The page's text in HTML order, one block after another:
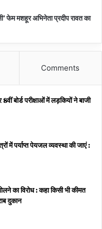
फेम मशहूर अभिनेता प्रदीप रावत का
Comments
बोर्ड परीक्षाओं में लड़कियों ने बाजी
में पर्याप्त पेयजल व्यवस्था की जाएं :
का विरोध : कहा किसी भी कीमत
दुकान